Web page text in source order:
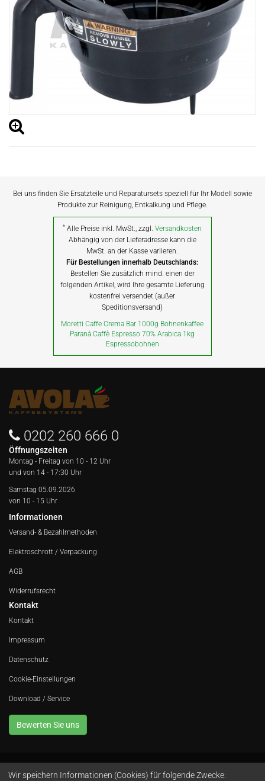
Bei uns finden Sie Ersatzteile und Reparatursets speziell für Ihr Modell sowie
Produkte zur Reinigung, Entkalkung und Pflege.
* Alle Preise inkl. MwSt., zzgl.Versandkosten
Abhängig von der Lieferadresse kann die
MwSt. an der Kasse variieren.
Für Bestellungen innerhalb Deutschlands:
Bestellen Sie zusätzlich mind. einen der
folgenden Artikel, wird Ihre gesamte Lieferung
kostenfrei versendet (außer
Speditionsversand)
Moretti Caffe Crema Bar 1000g Bohnenkaffee
Paranà Caffè Espresso 70% Arabica 1kg
Espressobohnen
0202 260 666 0
Öffnungszeiten
Montag - Freitag von 10 - 12 Uhr
und von 14 - 17:30 Uhr
Samstag 05.09.2026
von 10 - 15 Uhr
Informationen
Versand- & Bezahlmethoden
Elektroschrott / Verpackung
AGB
Widerrufsrecht
Kontakt
Kontakt
Impressum
Datenschutz
Cookie-Einstellungen
Download / Service
Bewerten Sie uns
Avola GmbH • In der Fleute 52 • 42389 Wuppertal • Telefon 0202 260 666 0
Wir speichern Informationen (Cookies) für folgende Zwecke: